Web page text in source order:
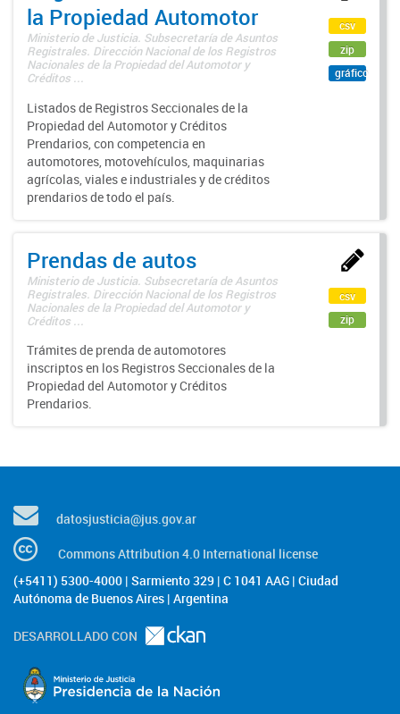
la Propiedad Automotor
Ministerio de Justicia. Subsecretaría de Asuntos
Registrales. Dirección Nacional de los Registros
Nacionales de la Propiedad del Automotor y
Créditos ...
Listados de Registros Seccionales de la
Propiedad del Automotor y Créditos
Prendarios, con competencia en
automotores, motovehículos, maquinarias
agrícolas, viales e industriales y de créditos
prendarios de todo el país.
csv
zip
gráfico
Prendas de autos
Ministerio de Justicia. Subsecretaría de Asuntos
Registrales. Dirección Nacional de los Registros
Nacionales de la Propiedad del Automotor y
Créditos ...
Trámites de prenda de automotores
inscriptos en los Registros Seccionales de la
Propiedad del Automotor y Créditos
Prendarios.
csv
zip
datosjusticia@jus.gov.ar
Commons Attribution 4.0 International license
(+5411) 5300-4000 | Sarmiento 329 | C 1041 AAG | Ciudad
Autónoma de Buenos Aires | Argentina
DESARROLLADO CON